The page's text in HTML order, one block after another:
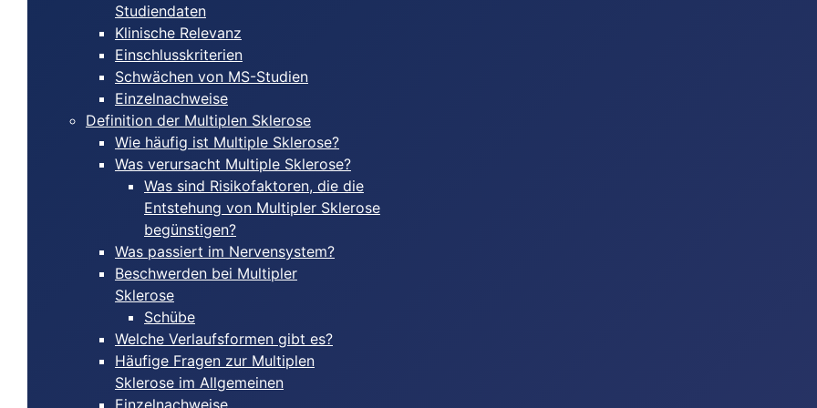
Studiendaten
Klinische Relevanz
Einschlusskriterien
Schwächen von MS-Studien
Einzelnachweise
Definition der Multiplen Sklerose
Wie häufig ist Multiple Sklerose?
Was verursacht Multiple Sklerose?
Was sind Risikofaktoren, die die
Entstehung von Multipler Sklerose
begünstigen?
Was passiert im Nervensystem?
Beschwerden bei Multipler
Sklerose
Schübe
Welche Verlaufsformen gibt es?
Häufige Fragen zur Multiplen
Sklerose im Allgemeinen
Einzelnachweise